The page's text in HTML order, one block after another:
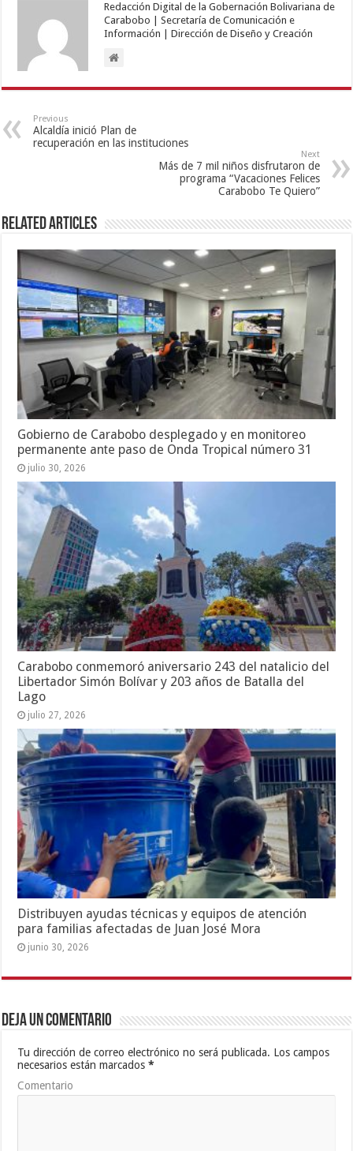
Redacción Digital de la Gobernación Bolivariana de
Carabobo | Secretaría de Comunicación e
Información | Dirección de Diseño y Creación
Previous
Alcaldía inició Plan de
recuperación en las instituciones
Next
Más de 7 mil niños disfrutaron de
programa “Vacaciones Felices
Carabobo Te Quiero”
Related Articles
Gobierno de Carabobo desplegado y en monitoreo
permanente ante paso de Onda Tropical número 31
julio 30, 2026
Carabobo conmemoró aniversario 243 del natalicio del
Libertador Simón Bolívar y 203 años de Batalla del
Lago
julio 27, 2026
Distribuyen ayudas técnicas y equipos de atención
para familias afectadas de Juan José Mora
junio 30, 2026
Deja un comentario
Tu dirección de correo electrónico no será publicada. Los campos
necesarios están marcados*
Comentario